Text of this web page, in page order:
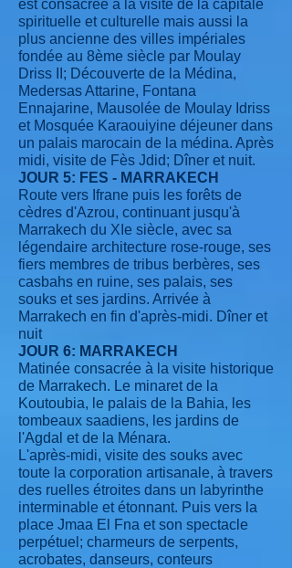
est consacrée à la visite de la capitale
spirituelle et culturelle mais aussi la
plus ancienne des villes impériales
fondée au 8ème siècle par Moulay
Driss II; Découverte de la Médina,
Medersas Attarine, Fontana
Ennajarine, Mausolée de Moulay Idriss
et Mosquée Karaouiyine déjeuner dans
un palais marocain de la médina. Après
midi, visite de Fès Jdid; Dîner et nuit.
JOUR 5: FES - MARRAKECH
Route vers Ifrane puis les forêts de
cèdres d'Azrou, continuant jusqu'à
Marrakech du XIe siècle, avec sa
légendaire architecture rose-rouge, ses
fiers membres de tribus berbères, ses
casbahs en ruine, ses palais, ses
souks et ses jardins. Arrivée à
Marrakech en fin d'après-midi. Dîner et
nuit
JOUR 6: MARRAKECH
Matinée consacrée à la visite historique
de Marrakech. Le minaret de la
Koutoubia, le palais de la Bahia, les
tombeaux saadiens, les jardins de
l'Agdal et de la Ménara.
L'après-midi, visite des souks avec
toute la corporation artisanale, à travers
des ruelles étroites dans un labyrinthe
interminable et étonnant. Puis vers la
place Jmaa El Fna et son spectacle
perpétuel; charmeurs de serpents,
acrobates, danseurs, conteurs